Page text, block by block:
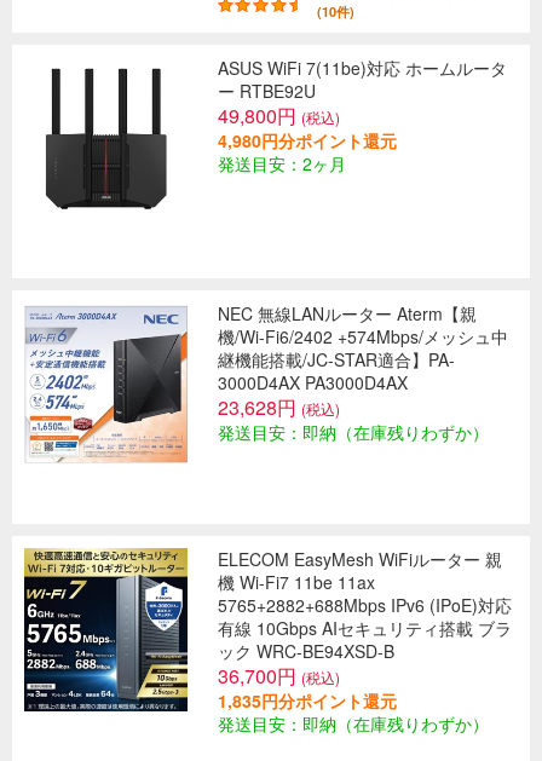
(10件)
ASUS WiFi 7(11be)対応 ホームルータ
ー RTBE92U
49,800円 (税込)
4,980円分ポイント還元
発送目安：2ヶ月
NEC 無線LANルーター Aterm【親
機/Wi-Fi6/2402 +574Mbps/メッシュ中
継機能搭載/JC-STAR適合】PA-
3000D4AX PA3000D4AX
23,628円 (税込)
発送目安：即納（在庫残りわずか）
ELECOM EasyMesh WiFiルーター 親
機 Wi-Fi7 11be 11ax
5765+2882+688Mbps IPv6 (IPoE)対応
有線 10Gbps AIセキュリティ搭載 ブラ
ック WRC-BE94XSD-B
36,700円 (税込)
1,835円分ポイント還元
発送目安：即納（在庫残りわずか）